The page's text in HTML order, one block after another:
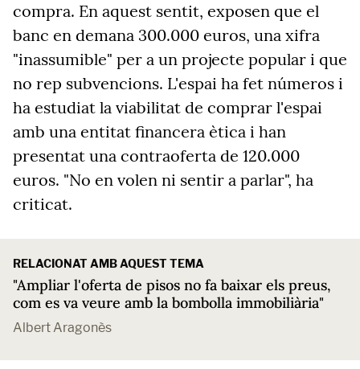
compra. En aquest sentit, exposen que el
banc en demana 300.000 euros, una xifra
"inassumible" per a un projecte popular i que
no rep subvencions. L'espai ha fet números i
ha estudiat la viabilitat de comprar l'espai
amb una entitat financera ètica i han
presentat una contraoferta de 120.000
euros. "No en volen ni sentir a parlar", ha
criticat.
RELACIONAT AMB AQUEST TEMA
"Ampliar l'oferta de pisos no fa baixar els preus,
com es va veure amb la bombolla immobiliària"
Albert Aragonès